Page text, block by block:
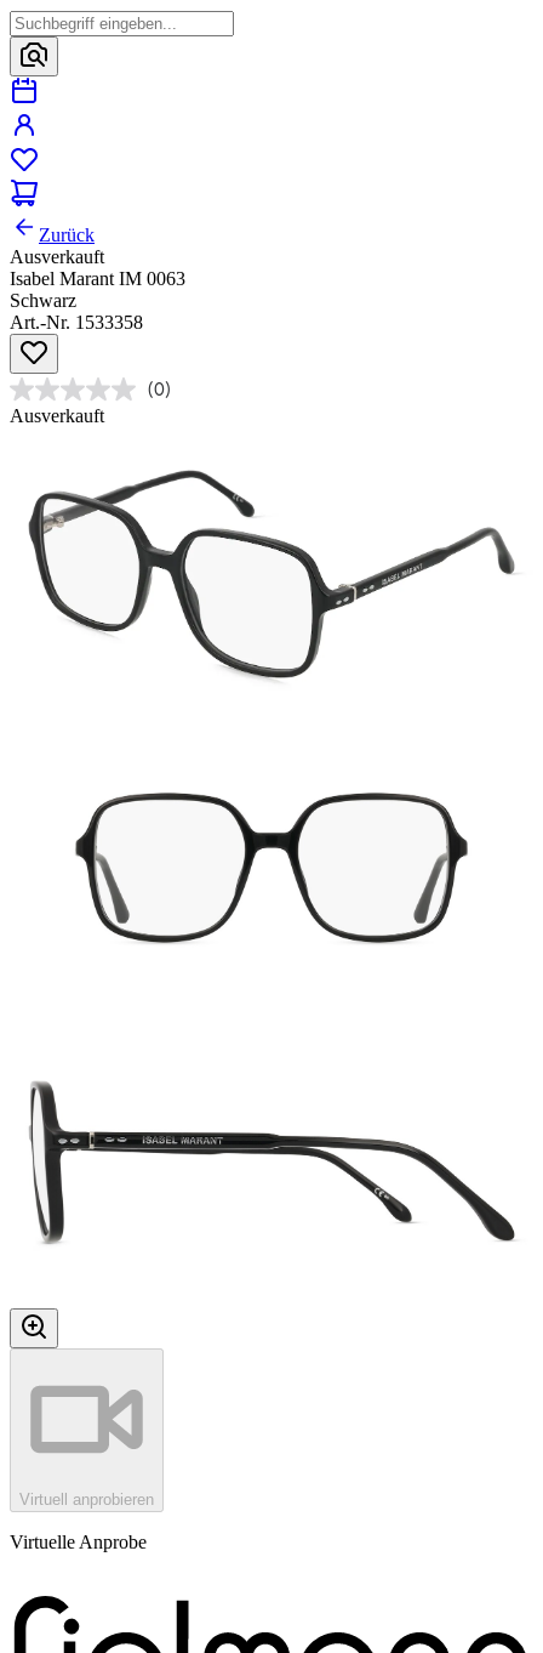
Zurück
Ausverkauft
Isabel Marant IM 0063
Schwarz
Art.-Nr. 1533358
(0)
Ausverkauft
Virtuell anprobieren
Virtuelle Anprobe